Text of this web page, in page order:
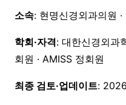
소속: 현명신경외과의원
학회·자격: 대한신경외과
회원 · AMISS 정회원
최종 검토·업데이트: